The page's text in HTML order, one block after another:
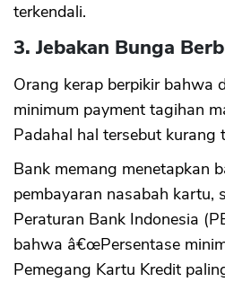
terkendali.
3. Jebakan Bunga
Orang kerap berpikir bahwa
minimum payment tagihan
Padahal hal tersebut kurang
Bank memang menetapkan
pembayaran nasabah kartu,
Peraturan Bank Indonesia
bahwa â€œPersentase
Pemegang Kartu Kredit